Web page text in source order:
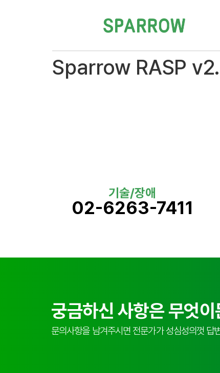
Sparrow RASP
기술/장애
02-6263-7411
궁금하신 사항은 무엇
문의사항을 남겨주시면 전문가가 성심성의껏 답